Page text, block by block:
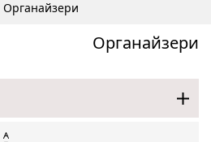
Органайзери
Органайзери
Сортувати